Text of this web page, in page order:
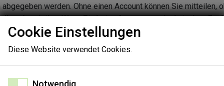
werden. Ohne einen Account können Sie
beurteilen. Wenn Sie keine Aussage zur technischen
Sie die Gründe in einer Folgeabfrage angeben.
Cookie Einstellungen
Diese Website verwendet Cookies.
Notwendig